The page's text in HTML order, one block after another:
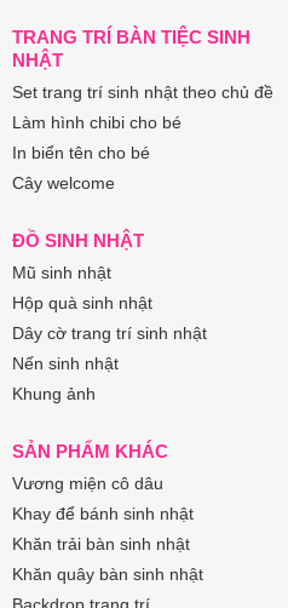
TRANG TRÍ BÀN TIỆC SINH
NHẬT
Set trang trí sinh nhật theo chủ đề
Làm hình chibi cho bé
In biển tên cho bé
Cây welcome
ĐỒ SINH NHẬT
Mũ sinh nhật
Hộp quà sinh nhật
Dây cờ trang trí sinh nhật
Nến sinh nhật
Khung ảnh
SẢN PHẨM KHÁC
Vương miện cô dâu
Khay để bánh sinh nhật
Khăn trải bàn sinh nhật
Khăn quây bàn sinh nhật